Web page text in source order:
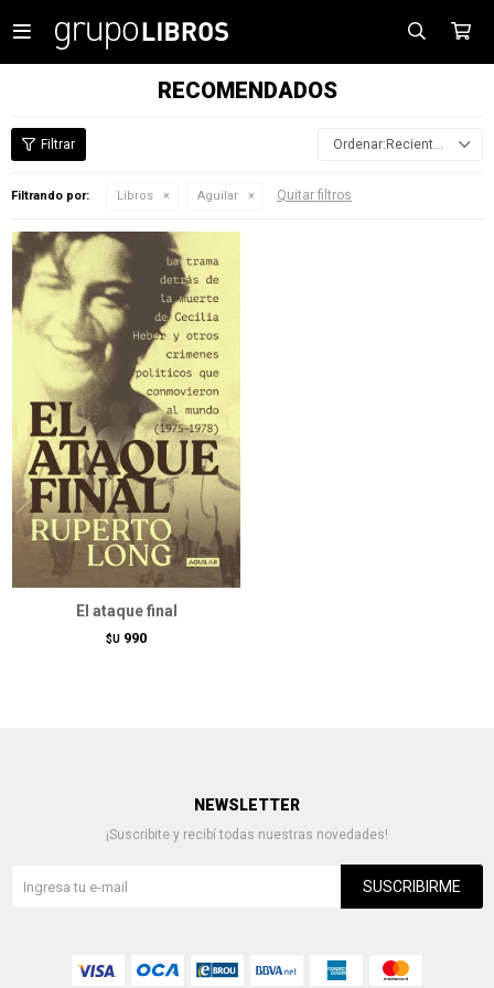

RECOMENDADOS
Recientes
Filtrando por: Libros Aguilar Quitar filtros
El ataque final
$U 990
NEWSLETTER
¡Suscribite y recibí todas nuestras novedades!
SUSCRIBIRME